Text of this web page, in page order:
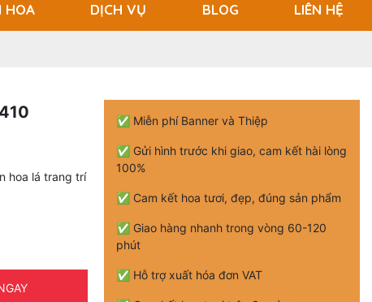
HOA DỊCH VỤ BLOG LIÊN HỆ
hoa lá trang trí
✅ Miễn phí Banner và Thiệp
✅ Gửi hình trước khi giao, cam kết hài lòng
100%
✅ Cam kết hoa tươi, đẹp, đúng sản phẩm
✅ Giao hàng nhanh trong vòng 60-120
phút
✅ Hỗ trợ xuất hóa đơn VAT